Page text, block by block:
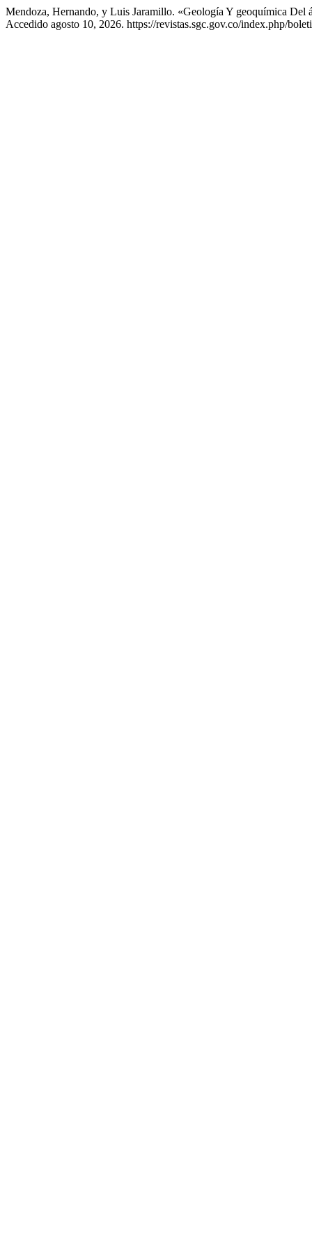
Mendoza, Hernando, y Luis Jaramillo. «Geología Y geoquímica Del
Accedido agosto 10, 2026. https://revistas.sgc.gov.co/index.php/